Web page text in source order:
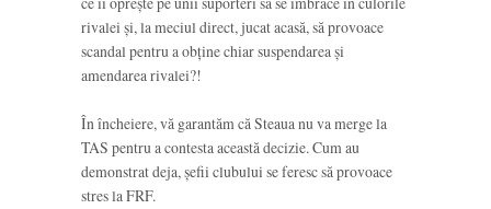
rivalei și, la meciul direct, jucat acasă, să provoace
scandal pentru a obține chiar suspendarea și
amendarea rivalei?!
În încheiere, vă garantăm că Steaua nu va merge la
TAS pentru a contesta această decizie. Cum au
demonstrat deja, șefii clubului se feresc să provoace
stres la FRF.